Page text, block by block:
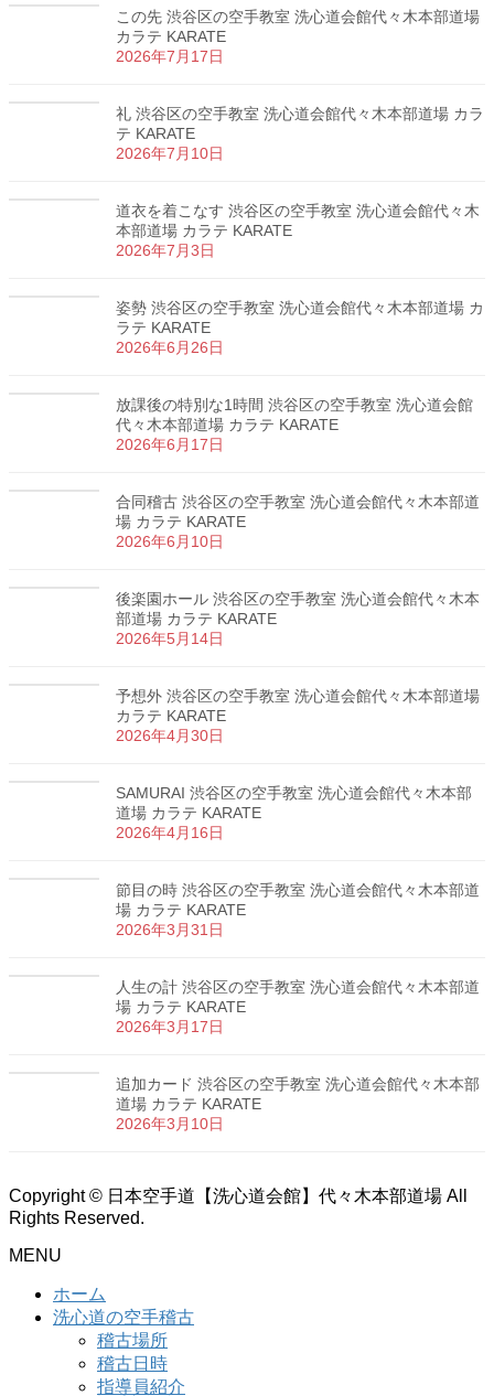
この先 渋谷区の空手教室 洗心道会館代々木本部道場
カラテ KARATE
2026年7月17日
礼 渋谷区の空手教室 洗心道会館代々木本部道場 カラ
テ KARATE
2026年7月10日
道衣を着こなす 渋谷区の空手教室 洗心道会館代々木
本部道場 カラテ KARATE
2026年7月3日
姿勢 渋谷区の空手教室 洗心道会館代々木本部道場 カ
ラテ KARATE
2026年6月26日
放課後の特別な1時間 渋谷区の空手教室 洗心道会館
代々木本部道場 カラテ KARATE
2026年6月17日
合同稽古 渋谷区の空手教室 洗心道会館代々木本部道
場 カラテ KARATE
2026年6月10日
後楽園ホール 渋谷区の空手教室 洗心道会館代々木本
部道場 カラテ KARATE
2026年5月14日
予想外 渋谷区の空手教室 洗心道会館代々木本部道場
カラテ KARATE
2026年4月30日
SAMURAI 渋谷区の空手教室 洗心道会館代々木本部
道場 カラテ KARATE
2026年4月16日
節目の時 渋谷区の空手教室 洗心道会館代々木本部道
場 カラテ KARATE
2026年3月31日
人生の計 渋谷区の空手教室 洗心道会館代々木本部道
場 カラテ KARATE
2026年3月17日
追加カード 渋谷区の空手教室 洗心道会館代々木本部
道場 カラテ KARATE
2026年3月10日
Copyright © 日本空手道【洗心道会館】代々木本部道場 All
Rights Reserved.
MENU
ホーム
洗心道の空手稽古
稽古場所
稽古日時
指導員紹介